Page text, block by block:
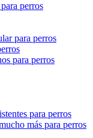
perros
para perros
para perros
para perros
más para perros